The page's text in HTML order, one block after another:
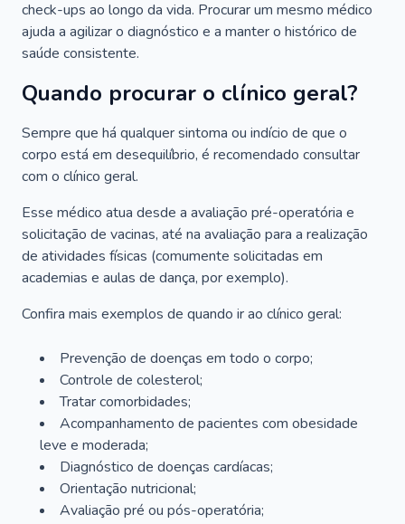
check-ups ao longo da vida. Procurar um mesmo médico
ajuda a agilizar o diagnóstico e a manter o histórico de
saúde consistente.
Quando procurar o clínico geral?
Sempre que há qualquer sintoma ou indício de que o
corpo está em desequilíbrio, é recomendado consultar
com o clínico geral.
Esse médico atua desde a avaliação pré-operatória e
solicitação de vacinas, até na avaliação para a realização
de atividades físicas (comumente solicitadas em
academias e aulas de dança, por exemplo).
Confira mais exemplos de quando ir ao clínico geral:
Prevenção de doenças em todo o corpo;
Controle de colesterol;
Tratar comorbidades;
Acompanhamento de pacientes com obesidade
leve e moderada;
Diagnóstico de doenças cardíacas;
Orientação nutricional;
Avaliação pré ou pós-operatória;